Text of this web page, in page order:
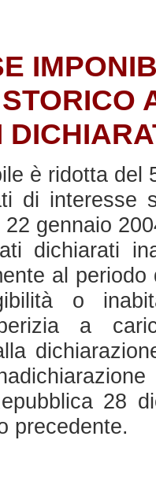
è ridotta del
di interesse
gennaio
dichiarati
al
o
a
28
precedente.